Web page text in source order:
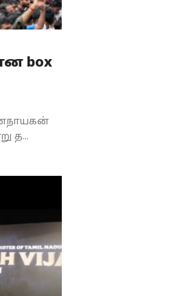
box
த...